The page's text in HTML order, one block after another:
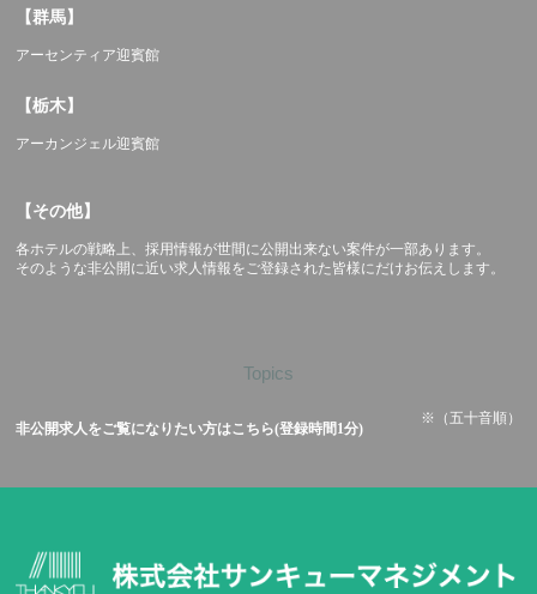
【群馬】
アーセンティア迎賓館
【栃木】
アーカンジェル迎賓館
【その他】
各ホテルの戦略上、採用情報が世間に公開出来ない案件が一部あります。
そのような非公開に近い求人情報をご登録された皆様にだけお伝えします。
Topics
非公開求人をご覧になりたい方はこちら(登録時間1分)
※（五十音順）